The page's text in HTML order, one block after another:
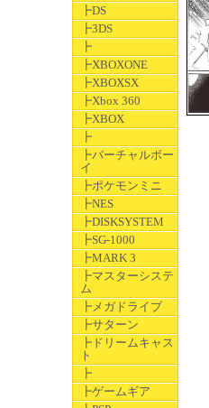
┣DS
┣3DS
┣
┣XBOXONE
┣XBOXSX
┣Xbox 360
┣XBOX
┣
┣バーチャルボー
イ
┣ポケモンミニ
┣NES
┣DISKSYSTEM
┣SG-1000
┣MARK 3
┣マスターシステ
ム
┣メガドライブ
┣サターン
┣ドリームキャス
ト
┣
┣ゲームギア